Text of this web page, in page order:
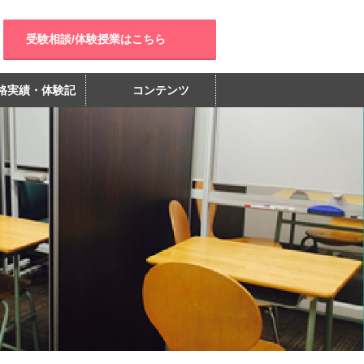
受験相談/体験授業はこちら
実績・体験記 コンテンツ